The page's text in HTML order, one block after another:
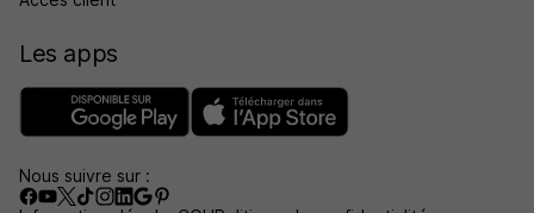
Les apps
Nous suivre sur :